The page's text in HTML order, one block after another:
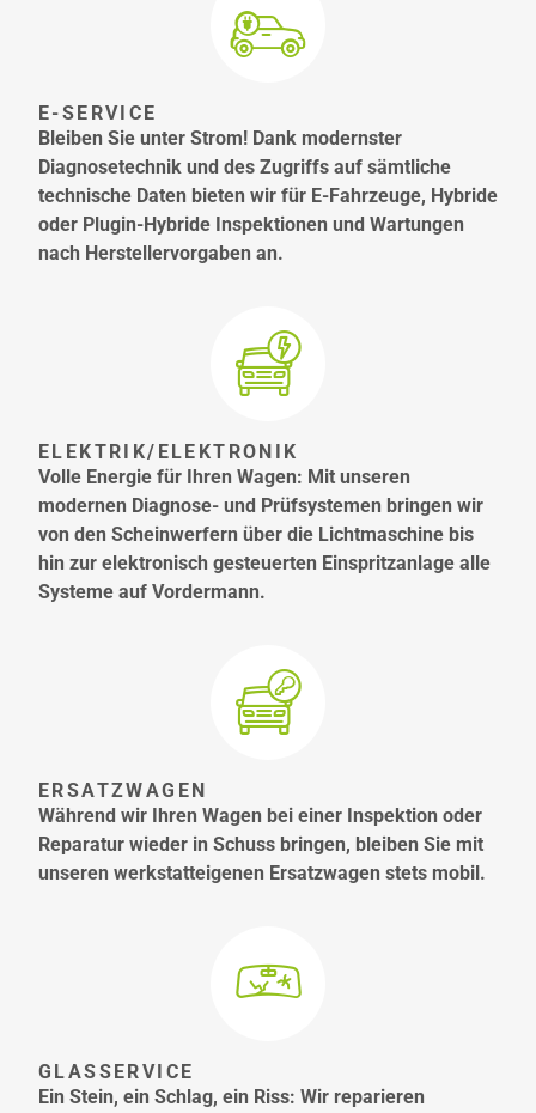
E-SERVICE
Bleiben Sie unter Strom! Dank modernster
Diagnosetechnik und des Zugriffs auf sämtliche
technische Daten bieten wir für E-Fahrzeuge, Hybride
oder Plugin-Hybride Inspektionen und Wartungen
nach Herstellervorgaben an.
ELEKTRIK/ELEKTRONIK
Volle Energie für Ihren Wagen: Mit unseren
modernen Diagnose- und Prüfsystemen bringen wir
von den Scheinwerfern über die Lichtmaschine bis
hin zur elektronisch gesteuerten Einspritzanlage alle
Systeme auf Vordermann.
ERSATZWAGEN
Während wir Ihren Wagen bei einer Inspektion oder
Reparatur wieder in Schuss bringen, bleiben Sie mit
unseren werkstatteigenen Ersatzwagen stets mobil.
GLASSERVICE
Ein Stein, ein Schlag, ein Riss: Wir reparieren